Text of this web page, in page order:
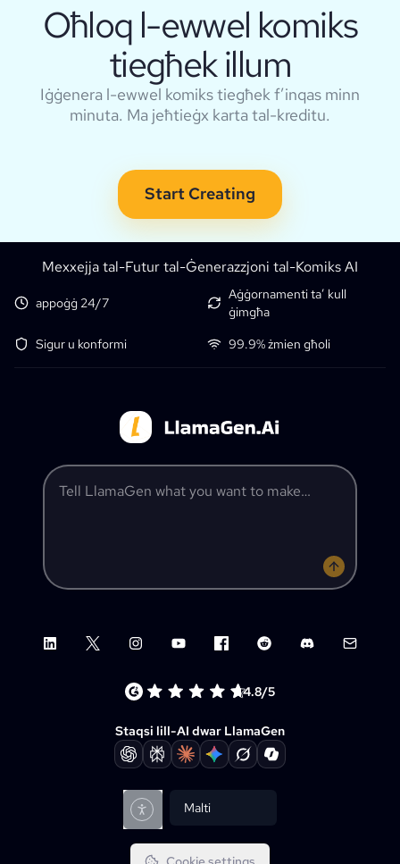
Oħloq l-ewwel komiks
tiegħek illum
Iġġenera l-ewwel komiks tiegħek f’inqas minn
minuta. Ma jeħtieġx karta tal-kreditu.
Start Creating
Mexxejja tal-Futur tal-Ġenerazzjoni tal-Komiks AI
appoġġ 24/7
Aġġornamenti ta’ kull
ġimgħa
Sigur u konformi
99.9% żmien għoli
Tell LlamaGen what you want to make
LinkedInX (Twitter)InstagramYouTubeFacebook group
Reddit DiscordEmail
4.8/5
Staqsi lill-AI dwar LlamaGen
Malti